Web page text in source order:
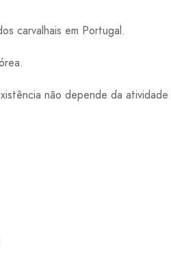
carvalhais em Portugal.
não depende da atividade